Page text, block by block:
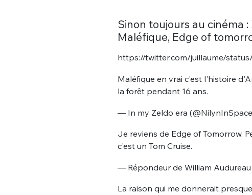
Sinon toujours au cinéma
Maléfique, Edge of
https://twitter.com/juillaume/
Maléfique en vrai c'est l'histoire
la forêt pendant 16 ans.
— In my Zeldo era
Je reviens de Edge of Tomorrow.
c'est un Tom Cruise.
— Répondeur de William Audureau
La raison qui me donnerait